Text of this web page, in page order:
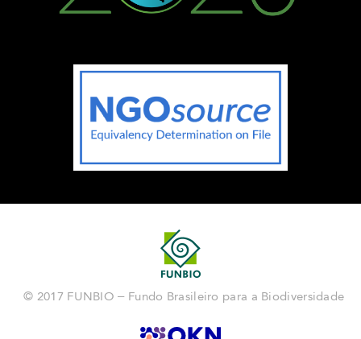
© 2017 FUNBIO – Fundo Brasileiro para a Biodiversidade